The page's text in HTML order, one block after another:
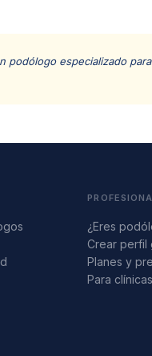
especializado
¿Eres
Crear perfil
Planes y
Para clínicas